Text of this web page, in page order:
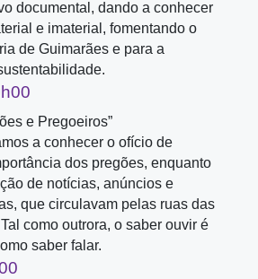
documental, dando a conhecer
e imaterial, fomentando o
de Guimarães e para a
e Pregoeiros”
a conhecer o ofício de
dos pregões, enquanto
de notícias, anúncios e
que circulavam pelas ruas das
como outrora, o saber ouvir é
saber falar.